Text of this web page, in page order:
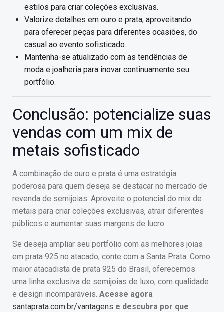
estilos para criar coleções exclusivas.
Valorize detalhes em ouro e prata, aproveitando
para oferecer peças para diferentes ocasiões, do
casual ao evento sofisticado.
Mantenha-se atualizado com as tendências de
moda e joalheria para inovar continuamente seu
portfólio.
Conclusão: potencialize suas
vendas com um mix de
metais sofisticado
A combinação de ouro e prata é uma estratégia
poderosa para quem deseja se destacar no mercado de
revenda de semijoias. Aproveite o potencial do mix de
metais para criar coleções exclusivas, atrair diferentes
públicos e aumentar suas margens de lucro.
Se deseja ampliar seu portfólio com as melhores joias
em prata 925 no atacado, conte com a Santa Prata. Como
maior atacadista de prata 925 do Brasil, oferecemos
uma linha exclusiva de semijoias de luxo, com qualidade
e design incomparáveis. Acesse agora
santaprata.com.br/vantagens e descubra por que